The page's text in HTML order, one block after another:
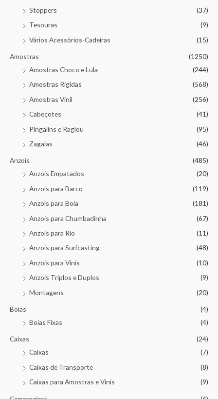
Stoppers
(37)
Tesouras
(9)
Vários Acessórios-Cadeiras
(15)
Amostras
(1250)
Amostras Choco e Lula
(244)
Amostras Rigidas
(568)
Amostras Vinil
(256)
Cabeçotes
(41)
Pingalins e Raglou
(95)
Zagaias
(46)
Anzois
(485)
Anzois Empatados
(20)
Anzois para Barco
(119)
Anzois para Boia
(181)
Anzois para Chumbadinha
(67)
Anzois para Rio
(11)
Anzois para Surfcasting
(48)
Anzois para Vinis
(10)
Anzois Triplos e Duplos
(9)
Montagens
(20)
Boias
(4)
Boias Fixas
(4)
Caixas
(24)
Caixas
(7)
Caixas de Transporte
(8)
Caixas para Amostras e Vinis
(9)